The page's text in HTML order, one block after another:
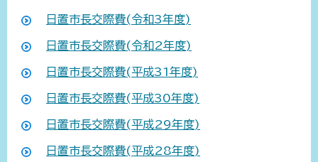
日置市長交際費(令和3年度)
日置市長交際費(令和2年度)
日置市長交際費(平成31年度)
日置市長交際費(平成30年度)
日置市長交際費(平成29年度)
日置市長交際費(平成28年度)